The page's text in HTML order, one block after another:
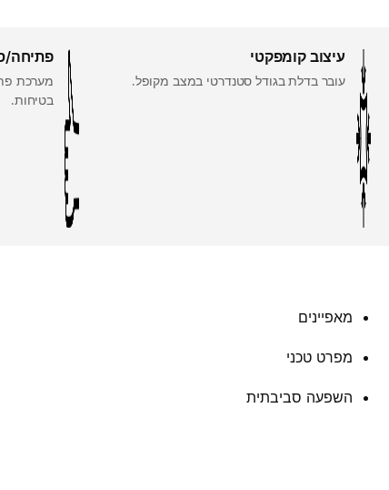
עיצוב קומפקטי
עובר בדלת בגודל סטנדרטי במצב מקופל.
פתיחה/
בטיחות.
מאפיינים
מפרט טכני
השפעה סביבתית